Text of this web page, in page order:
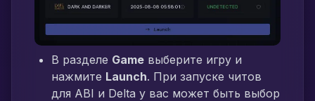
В разделе Game выберите игру и
нажмите Launch. При запуске читов
для ABI и Delta у вас может быть выбор